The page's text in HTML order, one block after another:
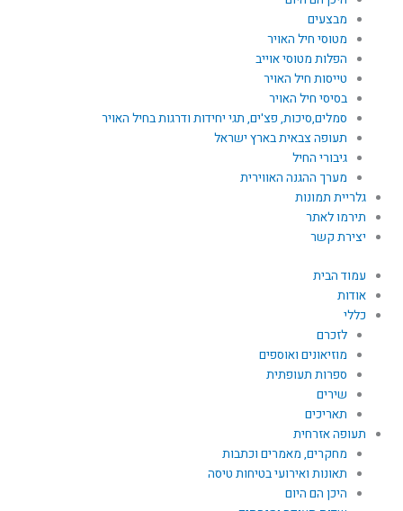
מבצעים
מטוסי חיל האויר
הפלות מטוסי אוייב
טייסות חיל האויר
בסיסי חיל האויר
סמלים,סיכות, פצ'ים, תגי יחידות ודרגות בחיל האויר
תעופה צבאית בארץ ישראל
גיבורי החיל
מערך ההגנה האווירית
גלריית תמונות
תירמו לאתר
יצירת קשר
עמוד הבית
אודות
כללי
לזכרם
מוזיאונים ואוספים
ספרות תעופתית
שירים
תאריכים
תעופה אזרחית
מחקרים, מאמרים וכתבות
תאונות ואירועי בטיחות טיסה
היכן הם היום